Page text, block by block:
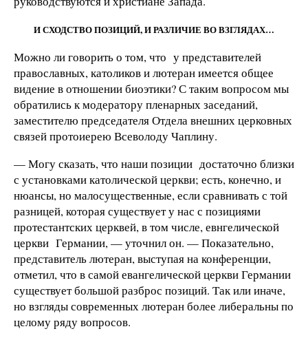
И СХОДСТВО ПОЗИЦИЙ, И РАЗЛИЧИЕ ВО ВЗГЛЯДАХ…
Можно ли говорить о том, что у представителей
православных, католиков и лютеран имеется общее
видение в отношении биоэтики? С таким вопросом мы
обратились к модератору пленарных заседаний,
заместителю председателя Отдела внешних церковных
связей протоиерею Всеволоду Чаплину.
— Могу сказать, что наши позиции достаточно близки
с установками католической церкви; есть, конечно, и
нюансы, но малосущественные, если сравнивать с той
разницей, которая существует у нас с позициями
протестантских церквей, в том числе, евнгелической
церкви Германии, — уточнил он. — Показательно,
представитель лютеран, выступая на конференции,
отметил, что в самой евангелической церкви Германии
существует большой разброс позиций. Так или иначе,
но взгляды современных лютеран более либеральны по
целому ряду вопросов.